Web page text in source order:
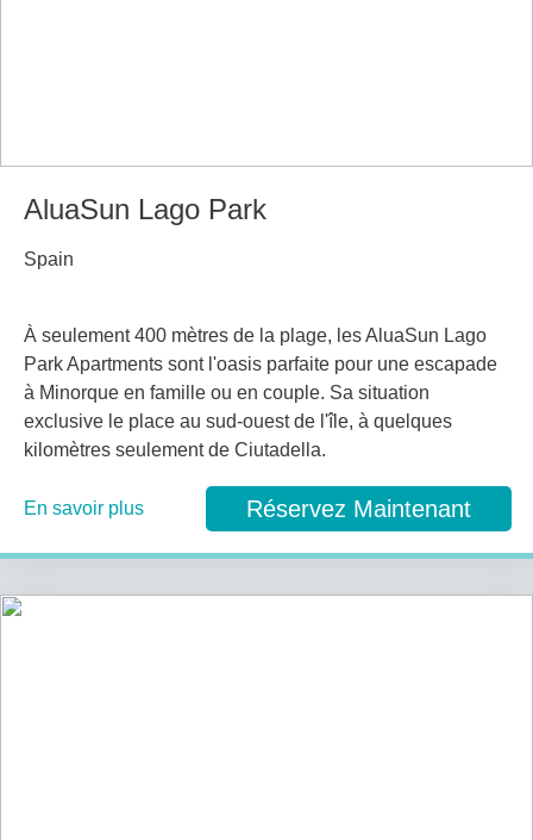
AluaSun Lago Park
Spain
À seulement 400 mètres de la plage, les AluaSun Lago
Park Apartments sont l'oasis parfaite pour une escapade
à Minorque en famille ou en couple. Sa situation
exclusive le place au sud-ouest de l'île, à quelques
kilomètres seulement de Ciutadella.
En savoir plus Réservez Maintenant